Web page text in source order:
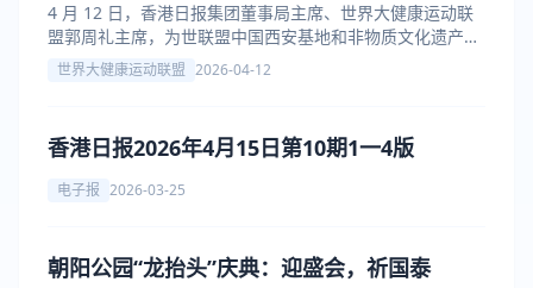
4 月 12 日，香港日报集团董事局主席、世界大健康运动联
盟郭周礼主席，为世联盟中国西安基地和非物质文化遗产分
会（西安）授牌
世界大健康运动联盟 2026-04-12
香港日报2026年4月15日第10期1一4版
电子报 2026-03-25
朝阳公园“龙抬头”庆典：迎盛会，祈国泰